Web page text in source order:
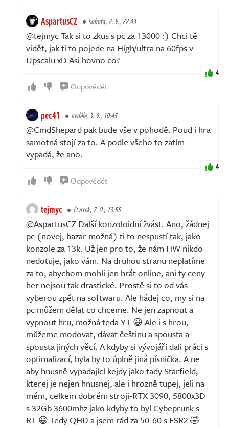
AspartusCZ sobota, 2. 9., 22:43
@tejmyc Tak si to zkus s pc za 13000 :) Chci tě
vidět, jak ti to pojede na High/ultra na 60fps v
Upscalu xD Asi hovno co?
4
Odpovědět
pec41 neděle, 3. 9., 10:45
@CmdShepard pak bude vše v pohodě. Poud i hra
samotná stojí za to. A podle všeho to zatím
vypadá, že ano.
4
Odpovědět
tejmyc čtvrtek, 7. 9., 13:55
@AspartusCZ Další konzoloidní žvást. Ano, žádnej
pc (novej, bazar možná) ti to nespustí tak, jako
konzole za 13k. Už jen pro to, že nám HW nikdo
nedotuje, jako vám. Na druhou stranu neplatíme
za to, abychom mohli jen hrát online, ani ty ceny
her nejsou tak drastické. Prostě si to od vás
vyberou zpět na softwaru. Ale hádej co, my si na
pc můžem dělat co chceme. Ne jen zapnout a
vypnout hru, možná teda YT 😀 Ale i s hrou,
můžeme modovat, dávat češtinu a spousta a
spousta jiných věcí. A kdyby si vývojáři dali práci s
optimalizací, byla by to úplně jiná písnička. A ne
aby hnusně vypadající kejdy jako tady Starfield,
kterej je nejen hnusnej, ale i hrozně tupej, jeli na
mém, celkem dobrém stroji-RTX 3090, 5800x3D
s 32Gb 3600mhz jako kdyby to byl Cybeprunk s
RT 😀 Tedy QHD a jsem rád za 50-60 s FSR2 🤣